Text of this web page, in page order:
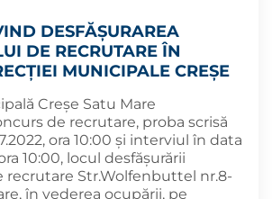
DESFĂȘURAREA
DE RECRUTARE ÎN
MUNICIPALE CREȘE
Creșe Satu Mare
de recrutare, proba scrisă
ora 10:00 și interviul în data
10:00, locul desfășurării
recrutare Str.Wolfenbuttel nr.8-
în vederea ocupării, pe